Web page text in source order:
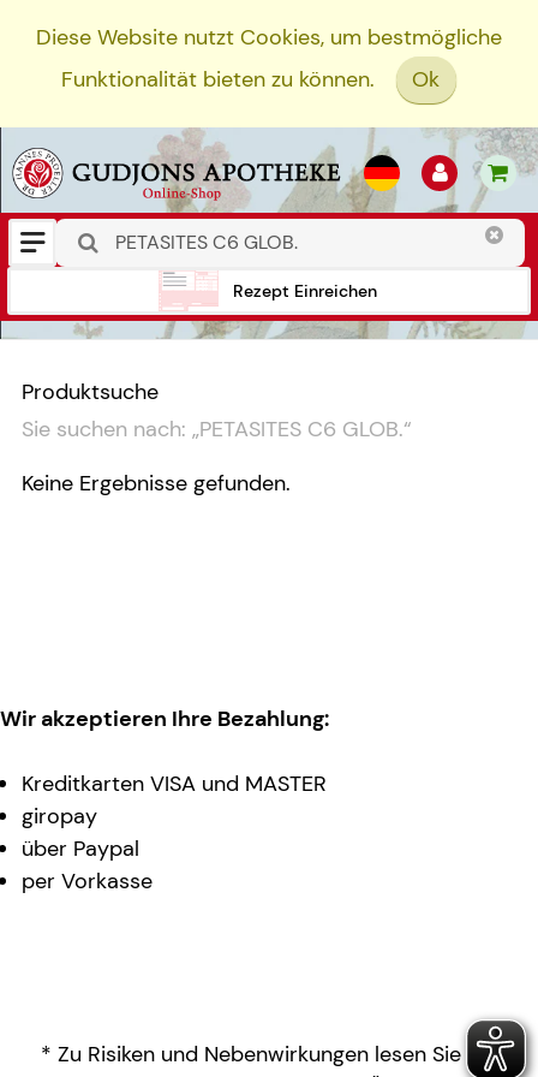
Diese Website nutzt Cookies, um bestmögliche
Funktionalität bieten zu können.
Ok
Rezept Einreichen
Produktsuche
Sie suchen nach: „PETASITES C6 GLOB.“
Keine Ergebnisse gefunden.
Wir akzeptieren Ihre Bezahlung:
Kreditkarten VISA und MASTER
giropay
über Paypal
per Vorkasse
* Zu Risiken und Nebenwirkungen lesen Sie die